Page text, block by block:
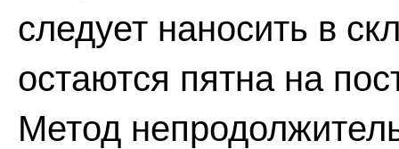
следует наносить в
остаются пятна на
Метод